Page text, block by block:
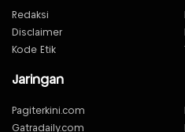
Redaksi
Disclaimer
Kode Etik
Jaringan
Pagiterkini.com
Gatradaily.com